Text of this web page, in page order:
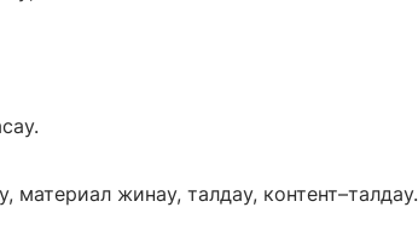
материал жинау, талдау, контент–талдау.